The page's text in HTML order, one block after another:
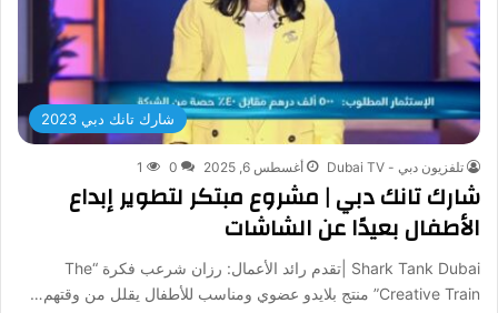
شارك تانك دبي 2023
تلفزيون دبي - Dubai TV أغسطس 6, 2025 0
1
شارك تانك دبي | مشروع مبتكر لتطوير إبداع
الأطفال بعيدًا عن الشاشات
Shark Tank Dubai |تقدم رائد الأعمال: رزان شرعب فكرة “The
Creative Train” منتج بلايدو عضوي ومناسب للأطفال يقلل من وقتهم…